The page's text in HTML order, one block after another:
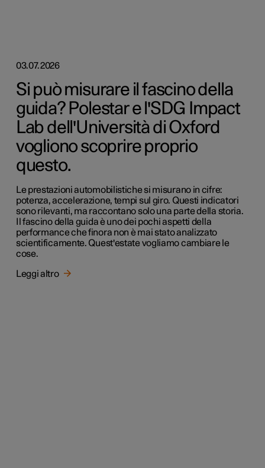
03.07.2026
Si può misurare il fascino della
guida? Polestar e l'SDG Impact
Lab dell'Università di Oxford
vogliono scoprire proprio
questo.
Le prestazioni automobilistiche si misurano in cifre:
potenza, accelerazione, tempi sul giro. Questi indicatori
sono rilevanti, ma raccontano solo una parte della storia.
Il fascino della guida è uno dei pochi aspetti della
performance che finora non è mai stato analizzato
scientificamente. Quest'estate vogliamo cambiare le
cose.
Leggi altro